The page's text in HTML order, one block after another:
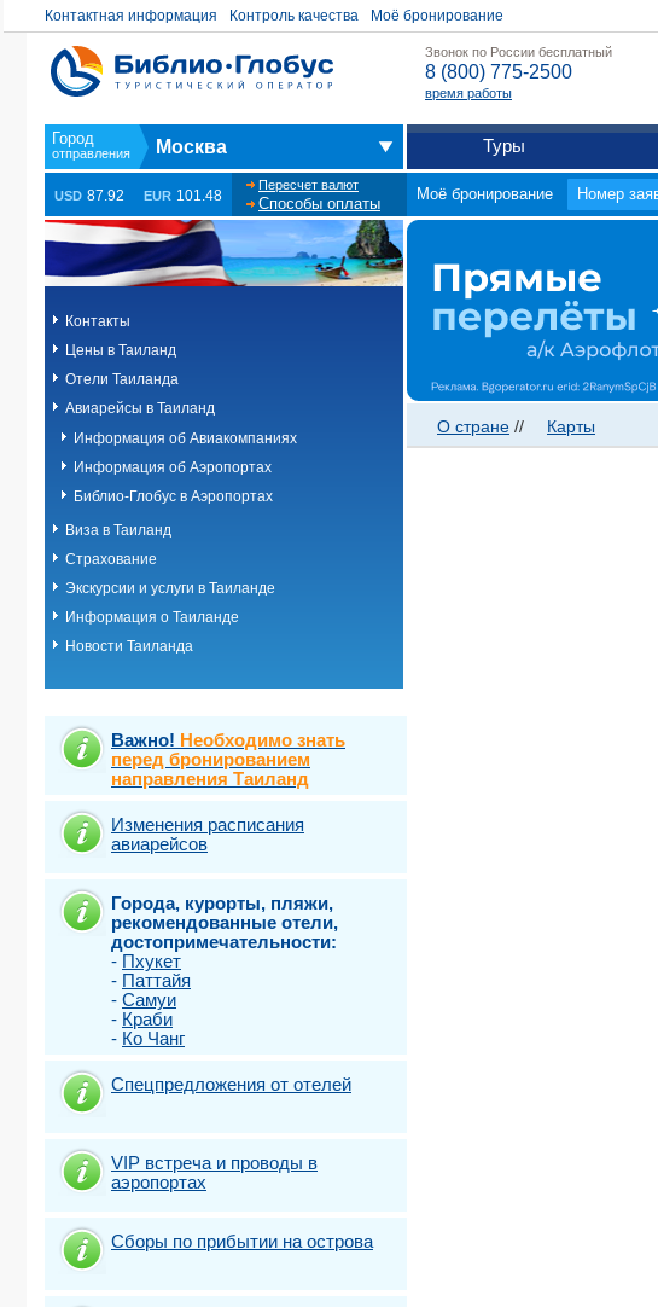
Контактная информация Контроль качества Моё бронирование
Звонок по России бесплатный
8 (800) 775-2500
время работы
Москва Туры
USD 87.92 EUR 101.48
Пересчет валют
Способы оплаты
Моё бронирование Номер
Контакты
Цены в Таиланд
Отели Таиланда
Авиарейсы в Таиланд
Информация об Авиакомпаниях
Информация об Аэропортах
Библио-Глобус в Аэропортах
Виза в Таиланд
Страхование
Экскурсии и услуги в Таиланде
Информация о Таиланде
Новости Таиланда
Важно! Необходимо знать
перед бронированием
направления Таиланд
Изменения расписания
авиарейсов
Города, курорты, пляжи,
рекомендованные отели,
достопримечательности:
- Пхукет
- Паттайя
- Самуи
- Краби
- Ко Чанг
Спецпредложения от отелей
VIP встреча и проводы в
аэропортах
Сборы по прибытии на острова
О стране // Карты